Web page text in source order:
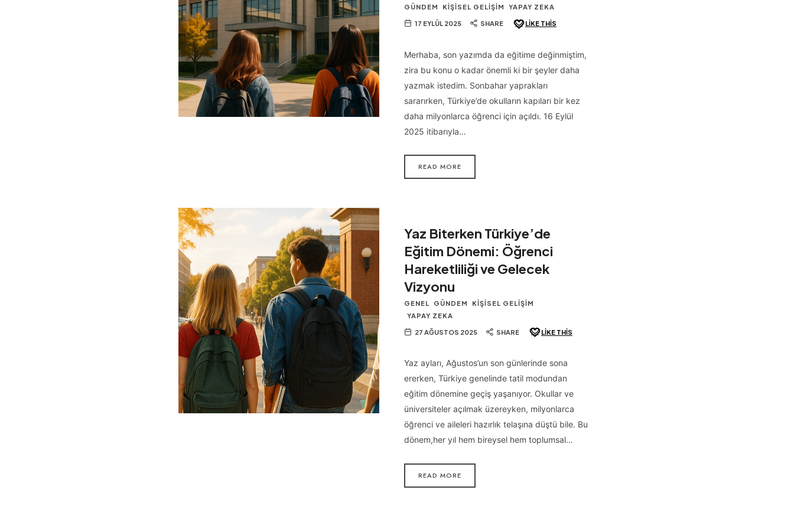
GÜNDEM KIŞISEL GELIŞIM YAPAY ZEKA
17 EYLÜL 2025 SHARE LIKE THIS
Merhaba, son yazımda da eğitime değinmiştim,
zira bu konu o kadar önemli ki bir şeyler daha
yazmak istedim. Sonbahar yaprakları
sararırken, Türkiye’de okulların kapıları bir kez
daha milyonlarca öğrenci için açıldı. 16 Eylül
2025 itibarıyla…
READ MORE
Yaz Biterken Türkiye’de
Eğitim Dönemi: Öğrenci
Hareketliliği ve Gelecek
Vizyonu
GENEL GÜNDEM
KIŞISEL GELIŞIM
YAPAY ZEKA
27 AĞUSTOS 2025 SHARE LIKE THIS
Yaz ayları, Ağustos’un son günlerinde sona
ererken, Türkiye genelinde tatil modundan
eğitim dönemine geçiş yaşanıyor. Okullar ve
üniversiteler açılmak üzereyken, milyonlarca
öğrenci ve aileleri hazırlık telaşına düştü bile. Bu
dönem,her yıl hem bireysel hem toplumsal…
READ MORE